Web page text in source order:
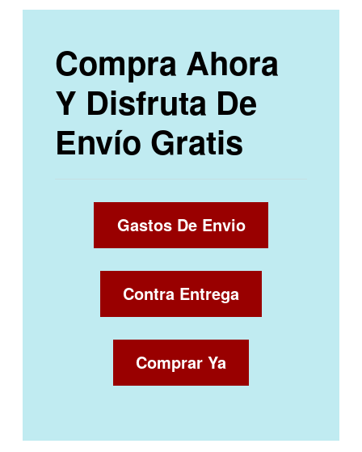
Compra Ahora
Y Disfruta De
Envío Gratis
Gastos De Envio
Contra Entrega
Comprar Ya